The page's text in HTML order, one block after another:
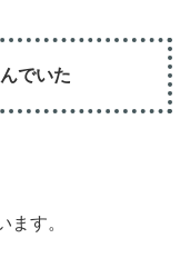
でいた
ます。